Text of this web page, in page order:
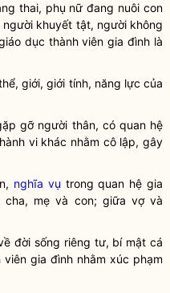
thai, phụ nữ đang nuôi con
khuyết tật, người không
dục thành viên gia đình là
giới, giới tính, năng lực của
gỡ người thân, có quan hệ
vi khác nhằm cô lập, gây
nghĩa vụ trong quan hệ gia
mẹ và con; giữa vợ và
đời sống riêng tư, bí mật cá
gia đình nhằm xúc phạm